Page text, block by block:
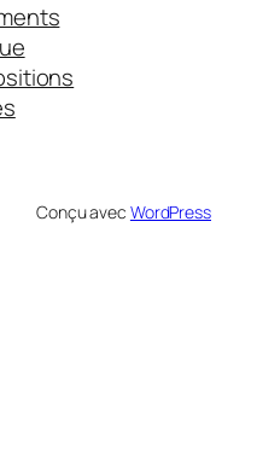
Conçu avec WordPress